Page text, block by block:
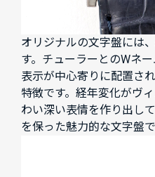
オリジナルの文字盤には
す。チューラーとのWネ
表示が中心寄りに配置さ
特徴です。経年変化がヴ
わい深い表情を作り出し
を保った魅力的な文字盤で